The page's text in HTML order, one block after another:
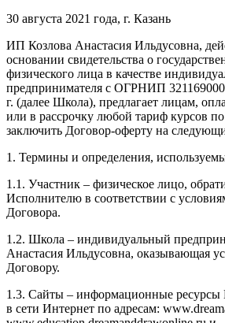
30 августа 2021 года, г. Казань
ИП Козлова Анастасия Ильдусовна,
основании свидетельства о
физического лица в качестве
предпринимателя с ОГРНИП
г. (далее Школа), предлагает лицам,
или в рассрочку любой тариф курсов
заключить Договор-оферту на
1. Термины и определения,
1.1. Участник – физическое лицо,
Исполнителю в соответствии с
Договора.
1.2. Школа – индивидуальный
Анастасия Ильдусовна, оказывающая
Договору.
1.3. Сайты – информационные
в сети Интернет по адресам: